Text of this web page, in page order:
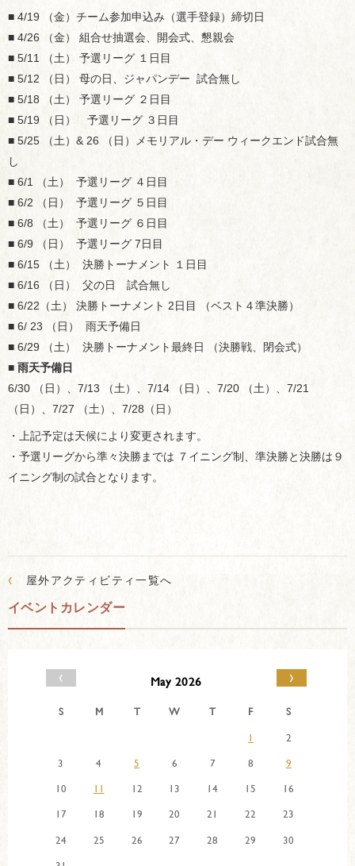
■ 4/19 （金）チーム参加申込み（選手登録）締切日
■ 4/26 （金） 組合せ抽選会、開会式、懇親会
■ 5/11 （土） 予選リーグ １日目
■ 5/12 （日） 母の日、ジャパンデー 試合無し
■ 5/18 （土） 予選リーグ ２日目
■ 5/19 （日） 予選リーグ ３日目
■ 5/25 （土）& 26 （日）メモリアル・デー ウィークエンド試合無
し
■ 6/1 （土） 予選リーグ ４日目
■ 6/2 （日） 予選リーグ ５日目
■ 6/8 （土） 予選リーグ ６日目
■ 6/9 （日） 予選リーグ 7日目
■ 6/15 （土） 決勝トーナメント １日目
■ 6/16 （日） 父の日 試合無し
■ 6/22（土） 決勝トーナメント 2日目 （ベスト４準決勝）
■ 6/ 23 （日） 雨天予備日
■ 6/29 （土） 決勝トーナメント最終日 （決勝戦、閉会式）
■ 雨天予備日
6/30 （日）、7/13 （土）、7/14 （日）、7/20 （土）、7/21
（日）、7/27 （土）、7/28（日）
・上記予定は天候により変更されます。
・予選リーグから準々決勝までは ７イニング制、準決勝と決勝は９
イニング制の試合となります。
‹ 屋外アクティビティ一覧へ
イベントカレンダー
‹ May 2026 ›
S M T W T F
S
1
2
3
4 5 6 7 8
9
10
11 12 13 14 15
16
17
18 19 20 21 22
23
24
25 26 27 28 29
30